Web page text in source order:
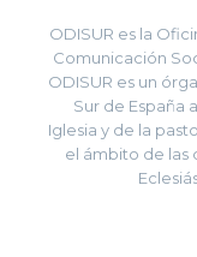
ODISUR es la
Comunicación
ODISUR es un
Sur de España
Iglesia y de la
el ámbito de las